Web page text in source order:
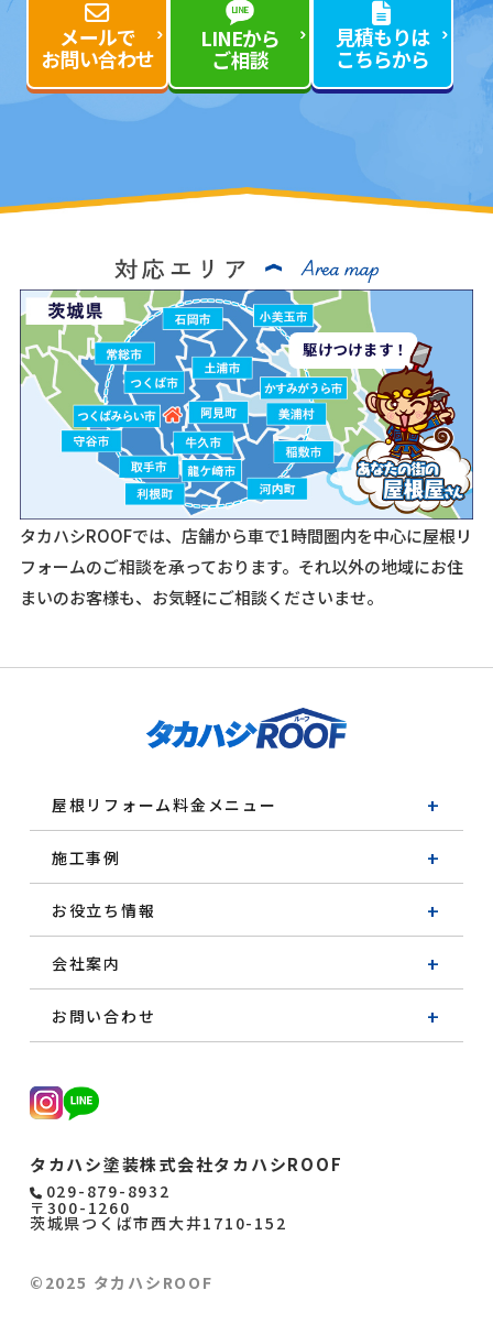
メールで
お問い合わせ
LINEから
ご相談
見積もりは
こちらから
駆けつけます！
タカハシROOFでは、店舗から車で1時間圏内を中心に屋根リ
フォームのご相談を承っております。 それ以外の地域にお住
まいのお客様も、お気軽にご相談くださいませ。
屋根リフォーム料金メニュー
施工事例
お役立ち情報
会社案内
お問い合わせ
タカハシ塗装株式会社タカハシROOF
029-879-8932
〒300-1260
茨城県つくば市 西大井1710-152
© 2025 タカハシROOF